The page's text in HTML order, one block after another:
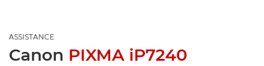
ASSISTANCE
Canon PIXMA iP7240